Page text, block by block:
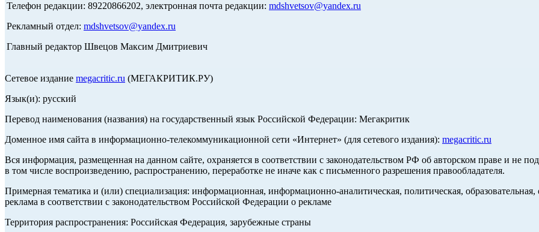
Телефон редакции: 89220866202, электронная почта редакции: mdshvetsov@yandex.ru
Рекламный отдел: mdshvetsov@yandex.ru
Главный редактор Швецов Максим Дмитриевич
Сетевое издание megacritic.ru (МЕГАКРИТИК.РУ)
Язык(и): русский
Перевод наименования (названия) на государственный язык Российской Федерации: Мегакритик
Доменное имя сайта в информационно-телекоммуникационной сети «Интернет» (для сетевого издания): megacritic.ru
Вся информация, размещенная на данном сайте, охраняется в соответствии с законодательством РФ об авторском праве и не
в том числе воспроизведению, распространению, переработке не иначе как с письменного разрешения правообладателя.
Примерная тематика и (или) специализация: информационная, информационно-аналитическая, политическая, образовательная,
реклама в соответствии с законодательством Российской Федерации о рекламе
Территория распространения: Российская Федерация, зарубежные страны